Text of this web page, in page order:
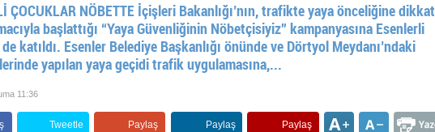
ÇOCUKLAR NÖBETTE İçişleri Bakanlığı’nın, trafikte yaya önceliğine dikkat
başlattığı “Yaya Güvenliğinin Nöbetçisiyiz” kampanyasına Esenlerli
katıldı. Esenler Belediye Başkanlığı önünde ve Dörtyol Meydanı’ndaki
yapılan yaya geçidi trafik uygulamasına,...
11:36
Tweetle Paylaş Paylaş Paylaş